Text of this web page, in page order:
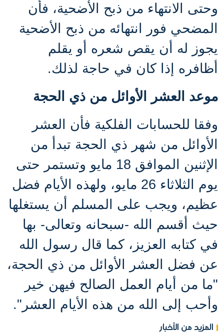
وحتى الانتهاء من ذبح الأضحية، فأن
المضحي فور انتهائه من ذبح الأضحية
يجوز له أن يقص شعره أو يقلم
أظافره إذا كان في حاجة لذلك.
موعد العشر الأوائل من ذي الحجة
وفقا للحسابات الفلكية فأن العشر
الأوائل من شهر ذي الحجة تبدأ من
الإثنين الموافق 18 مايو وتستمر حتى
يوم الثلاثاء 26 مايو، ولهذه الأيام فضل
عظيم، ويجب على المسلم أن يستغلها
حيث أقسم الله -سبحانه وتعالى- بها
في كتابه العزيز، كما قال رسول الله
عن فضل العشر الأوائل من ذي الحجة،
"ما من أيام العمل الصالح فيهن خير
وأحب إلى الله من هذه الأيام العشر ".
المزيد من الأخبار